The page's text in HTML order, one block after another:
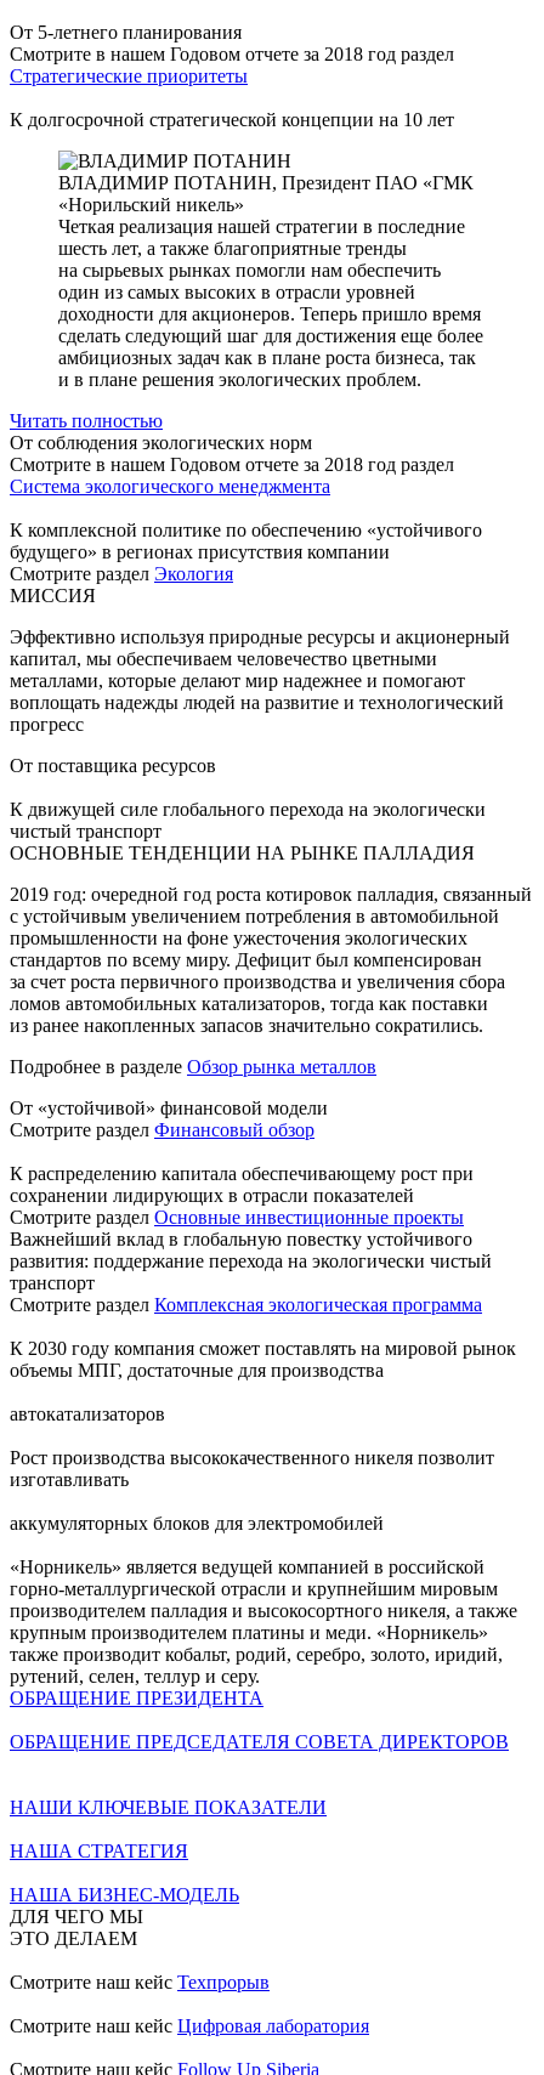
От 5-летнего планирования
Смотрите в нашем Годовом отчете за 2018 год раздел
Стратегические приоритеты
К долгосрочной стратегической концепции на 10 лет
ВЛАДИМИР ПОТАНИН, Президент ПАО «ГМК
«Норильский никель»
Четкая реализация нашей стратегии в последние
шесть лет, а также благоприятные тренды
на сырьевых рынках помогли нам обеспечить
один из самых высоких в отрасли уровней
доходности для акционеров. Теперь пришло время
сделать следующий шаг для достижения еще более
амбициозных задач как в плане роста бизнеса, так
и в плане решения экологических проблем.
Читать полностью
От соблюдения экологических норм
Смотрите в нашем Годовом отчете за 2018 год раздел
Система экологического менеджмента
К комплексной политике по обеспечению «устойчивого
будущего» в регионах присутствия компании
Смотрите раздел Экология
МИССИЯ
Эффективно используя природные ресурсы и акционерный
капитал, мы обеспечиваем человечество цветными
металлами, которые делают мир надежнее и помогают
воплощать надежды людей на развитие и технологический
прогресс
От поставщика ресурсов
К движущей силе глобального перехода на экологически
чистый транспорт
ОСНОВНЫЕ ТЕНДЕНЦИИ НА РЫНКЕ ПАЛЛАДИЯ
2019 год: очередной год роста котировок палладия, связанный
с устойчивым увеличением потребления в автомобильной
промышленности на фоне ужесточения экологических
стандартов по всему миру. Дефицит был компенсирован
за счет роста первичного производства и увеличения сбора
ломов автомобильных катализаторов, тогда как поставки
из ранее накопленных запасов значительно сократились.
Подробнее в разделе Обзор рынка металлов
От «устойчивой» финансовой модели
Смотрите раздел Финансовый обзор
К распределению капитала обеспечивающему рост при
сохранении лидирующих в отрасли показателей
Смотрите раздел Основные инвестиционные проекты
Важнейший вклад в глобальную повестку устойчивого
развития: поддержание перехода на экологически чистый
транспорт
Смотрите раздел Комплексная экологическая программа
К 2030 году компания сможет поставлять на мировой рынок
объемы МПГ, достаточные для производства
автокатализаторов
Рост производства высококачественного никеля позволит
изготавливать
аккумуляторных блоков для электромобилей
«Норникель» является ведущей компанией в российской
горно-металлургической отрасли и крупнейшим мировым
производителем палладия и высокосортного никеля, а также
крупным производителем платины и меди. «Норникель»
также производит кобальт, родий, серебро, золото, иридий,
рутений, селен, теллур и серу.
ОБРАЩЕНИЕ ПРЕЗИДЕНТА
ОБРАЩЕНИЕ ПРЕДСЕДАТЕЛЯ СОВЕТА ДИРЕКТОРОВ
НАШИ КЛЮЧЕВЫЕ ПОКАЗАТЕЛИ
НАША СТРАТЕГИЯ
НАША БИЗНЕС-МОДЕЛЬ
ДЛЯ ЧЕГО МЫ
ЭТО ДЕЛАЕМ
Смотрите наш кейс Техпрорыв
Смотрите наш кейс Цифровая лаборатория
Смотрите наш кейс Follow Up Siberia